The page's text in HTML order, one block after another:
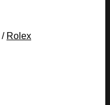
/ Rolex